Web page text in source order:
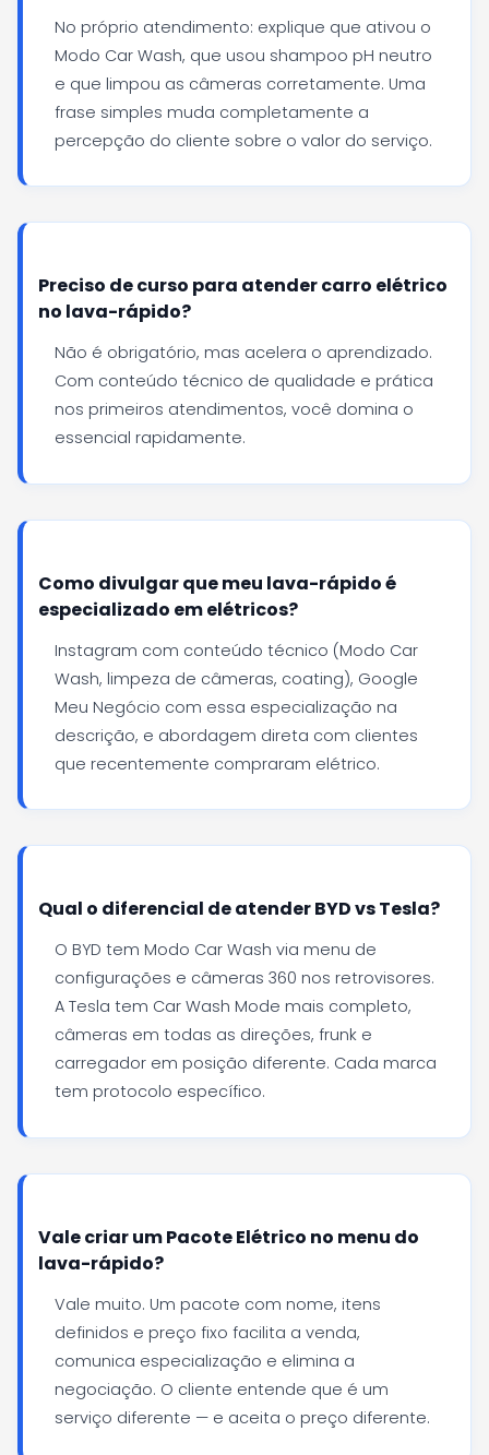
No próprio atendimento: explique que ativou o
Modo Car Wash, que usou shampoo pH neutro
e que limpou as câmeras corretamente. Uma
frase simples muda completamente a
percepção do cliente sobre o valor do serviço.
Preciso de curso para atender carro elétrico
no lava-rápido?
Não é obrigatório, mas acelera o aprendizado.
Com conteúdo técnico de qualidade e prática
nos primeiros atendimentos, você domina o
essencial rapidamente.
Como divulgar que meu lava-rápido é
especializado em elétricos?
Instagram com conteúdo técnico (Modo Car
Wash, limpeza de câmeras, coating), Google
Meu Negócio com essa especialização na
descrição, e abordagem direta com clientes
que recentemente compraram elétrico.
Qual o diferencial de atender BYD vs Tesla?
O BYD tem Modo Car Wash via menu de
configurações e câmeras 360 nos retrovisores.
A Tesla tem Car Wash Mode mais completo,
câmeras em todas as direções, frunk e
carregador em posição diferente. Cada marca
tem protocolo específico.
Vale criar um Pacote Elétrico no menu do
lava-rápido?
Vale muito. Um pacote com nome, itens
definidos e preço fixo facilita a venda,
comunica especialização e elimina a
negociação. O cliente entende que é um
serviço diferente — e aceita o preço diferente.